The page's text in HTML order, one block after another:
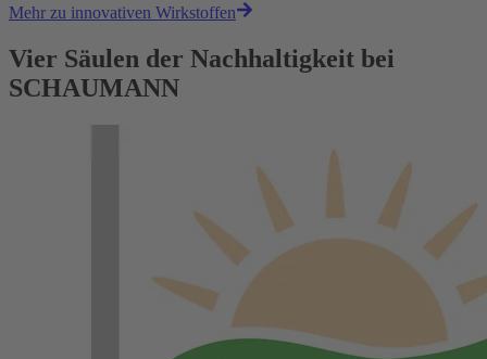
Mehr zu innovativen Wirkstoffen
Vier Säulen der Nachhaltigkeit bei
SCHAUMANN